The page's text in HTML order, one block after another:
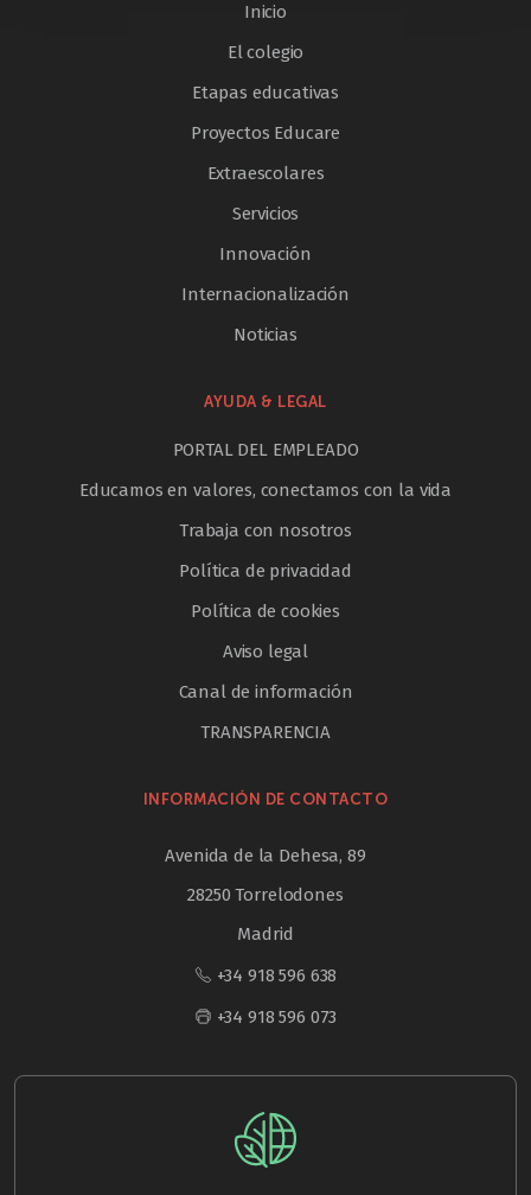
Inicio
El colegio
Etapas educativas
Proyectos Educare
Extraescolares
Servicios
Innovación
Internacionalización
Noticias
AYUDA & LEGAL
PORTAL DEL EMPLEADO
Educamos en valores, conectamos con la vida
Trabaja con nosotros
Política de privacidad
Política de cookies
Aviso legal
Canal de información
TRANSPARENCIA
INFORMACIÓN DE CONTACTO
Avenida de la Dehesa, 89
28250 Torrelodones
Madrid
+34 918 596 638
+34 918 596 073